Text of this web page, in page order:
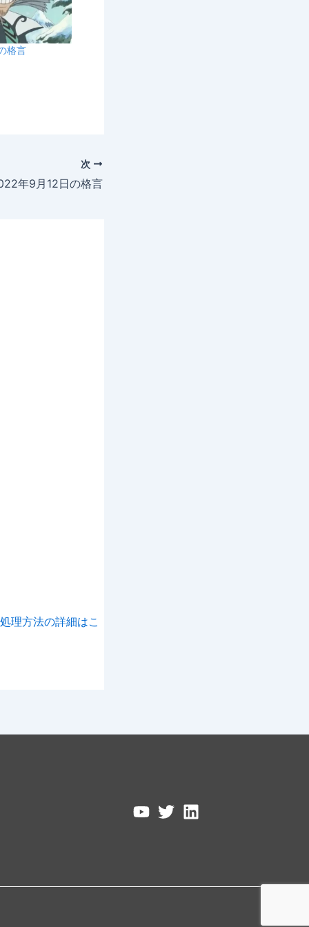
格言
次
年9月12日の格言
理方法の詳細はこ